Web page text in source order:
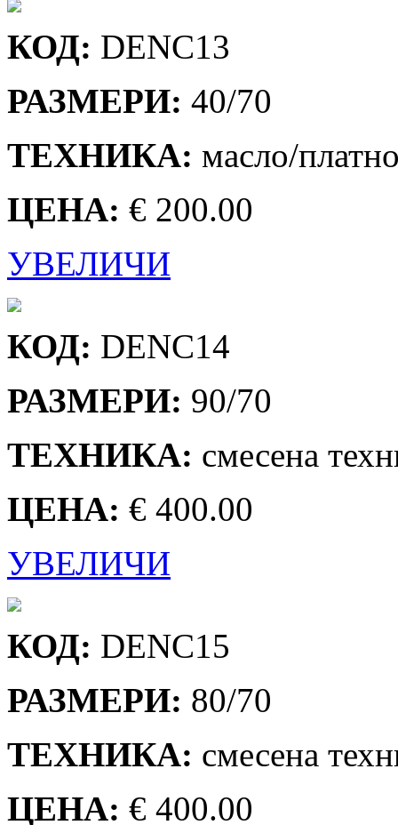
КОД: DENC13
РАЗМЕРИ: 40/70
ТЕХНИКА: масло/
ЦЕНА: € 200.00
УВЕЛИЧИ
КОД: DENC14
РАЗМЕРИ: 90/70
ТЕХНИКА: смесена
ЦЕНА: € 400.00
УВЕЛИЧИ
КОД: DENC15
РАЗМЕРИ: 80/70
ТЕХНИКА: смесена
ЦЕНА: € 400.00